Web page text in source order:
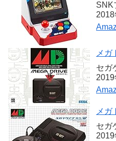
SNK
メガ
セガ
メガ
セガ